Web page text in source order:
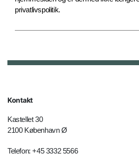
privatlivspolitik.
Kontakt
Kastellet 30
2100 København Ø
Telefon: +45 3332 5566